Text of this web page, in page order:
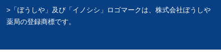
>「ぼうしや」及び「イノシシ」ロゴマークは、株式会社ぼうしや
薬局の登録商標です。